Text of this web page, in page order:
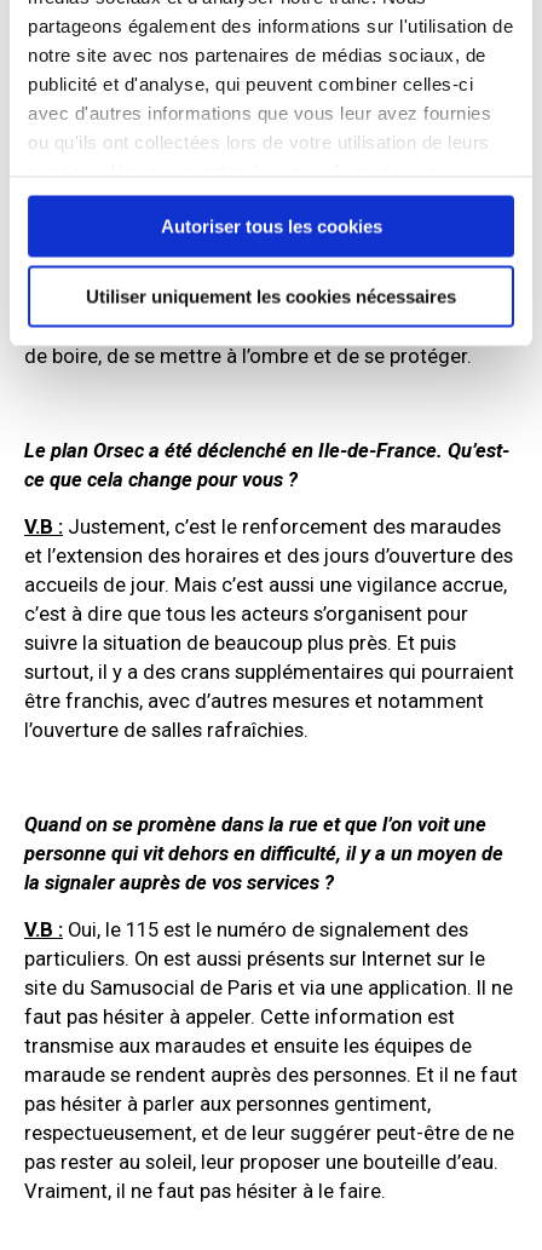
partageons également des informations sur l'utilisation de
notre site avec nos partenaires de médias sociaux, de
publicité et d'analyse, qui peuvent combiner celles-ci
avec d'autres informations que vous leur avez fournies
ou qu'ils ont collectées lors de votre utilisation de leurs
continuez à utiliser notre site Web.
Autoriser tous les cookies
Utiliser uniquement les cookies nécessaires
rue à Paris. En tout cas, c’est ce que nous disait le
dernier décompte de la Nuit de la solidarité. Tous les
jours, il y a plusieurs centaines de personnes qui sont
rencontrées par les maraudes. Et puis il y a plusieurs
autres centaines de personnes qui se rendent dans les
pas vraiment « tout le monde ». On a aussi besoin que
les passants, les citoyens qui croisent des personnes
sans domicile fixe dans la rue relaient aussi les
messages de prévention. Les messages qui rappellent
de boire, de se mettre à l’ombre et de se protéger.
Le plan Orsec a été déclenché en Ile-de-France. Qu’est-
ce que cela change pour vous ?
V.B : Justement, c’est le renforcement des maraudes
et l’extension des horaires et des jours d’ouverture des
accueils de jour. Mais c’est aussi une vigilance accrue,
c’est à dire que tous les acteurs s’organisent pour
suivre la situation de beaucoup plus près. Et puis
surtout, il y a des crans supplémentaires qui pourraient
être franchis, avec d’autres mesures et notamment
l’ouverture de salles rafraîchies.
Quand on se promène dans la rue et que l’on voit une
personne qui vit dehors en difficulté, il y a un moyen de
la signaler auprès de vos services ?
V.B : Oui, le 115 est le numéro de signalement des
particuliers. On est aussi présents sur Internet sur le
site du Samusocial de Paris et via une application. Il ne
faut pas hésiter à appeler. Cette information est
transmise aux maraudes et ensuite les équipes de
maraude se rendent auprès des personnes. Et il ne faut
pas hésiter à parler aux personnes gentiment,
respectueusement, et de leur suggérer peut-être de ne
pas rester au soleil, leur proposer une bouteille d’eau.
Vraiment, il ne faut pas hésiter à le faire.